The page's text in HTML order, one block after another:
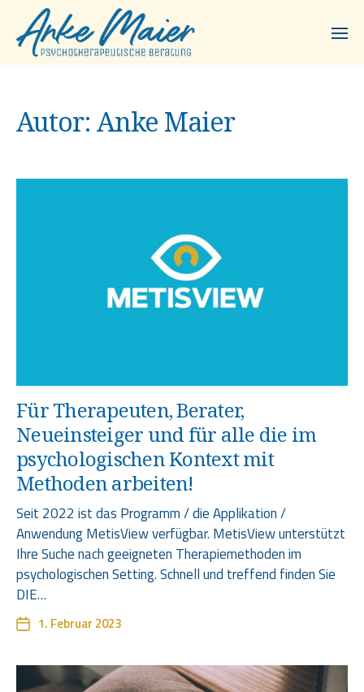
Autor: Anke Maier
Für Therapeuten, Berater,
Neueinsteiger und für alle die im
psychologischen Kontext mit
Methoden arbeiten!
Seit 2022 ist das Programm / die Applikation /
Anwendung MetisView verfügbar. MetisView unterstützt
Ihre Suche nach geeigneten Therapiemethoden im
psychologischen Setting. Schnell und treffend finden Sie
DIE…
1. Februar 2023